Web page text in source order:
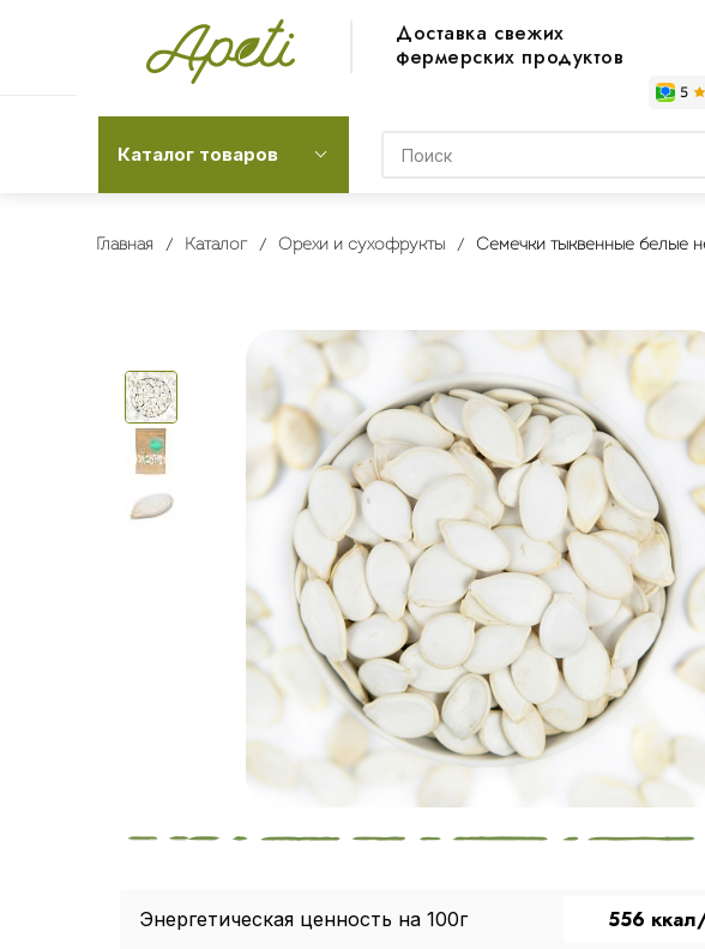
Доставка свежих
фермерских продуктов
Каталог товаров
Главная Каталог Орехи и сухофрукты Семечки тыквенные белые
Энергетическая ценность на 100г 556